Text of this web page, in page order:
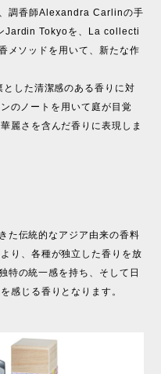
調香師Alexandra Carlinの手
Jardin Tokyoを、La collecti
メソッドを用いて、新たな作
した清潔感のある香りに対
のノートを用いて庭が目覚
麗さを含んだ香りに表現しま
た伝統的なアジア由来の香料
り、各種が独立した香りを放
特の統一感を持ち、そして日
感じる香りとなります。